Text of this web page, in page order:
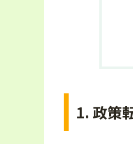
1. 政策